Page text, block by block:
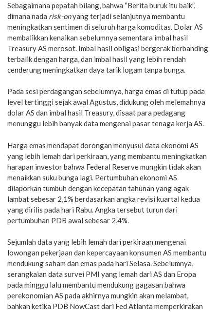
Sebagaimana pepatah bilang, bahwa “Berita buruk itu baik”,
dimana nada risk-onyang terjadi selanjutnya membantu
meningkatkan sentimen di seluruh harga komoditas. Dolar AS
membalikkan kenaikan sebelumnya sementara imbal hasil
Treasury AS merosot. Imbal hasil obligasi bergerak berbanding
terbalik dengan harga, dan imbal hasil yang lebih rendah
cenderung meningkatkan daya tarik logam tanpa bunga.
Pada sesi perdagangan sebelumnya, harga emas di tutup pada
level tertinggi sejak awal Agustus, didukung oleh melemahnya
dolar AS dan imbal hasil Treasury, disaat para pedagang
menunggu lebih banyak data mengenai pasar tenaga kerja AS.
Harga emas mendapat dorongan menyusul data ekonomi AS
yang lebih lemah dari perkiraan, yang membantu meningkatkan
harapan investor bahwa Federal Reserve mungkin tidak akan
menaikkan suku bunga lagi. Pertumbuhan ekonomi AS
dilaporkan tumbuh dengan kecepatan tahunan yang agak
lambat sebesar 2,1% berdasarkan angka revisi kuartal kedua
yang dirilis pada hari Rabu. Angka tersebut turun dari
pertumbuhan PDB awal sebesar 2,4%.
Sejumlah data yang lebih lemah dari perkiraan mengenai
lowongan pekerjaan dan kepercayaan konsumen AS membantu
mendukung saham dan emas pada hari Selasa. Sebelumnya,
serangkaian data survei PMI yang lemah dari AS dan Eropa
pada minggu lalu membantu mendukung gagasan bahwa
perekonomian AS pada akhirnya mungkin akan melambat,
bahkan ketika PDB NowCast dari Fed Atlanta memperkirakan